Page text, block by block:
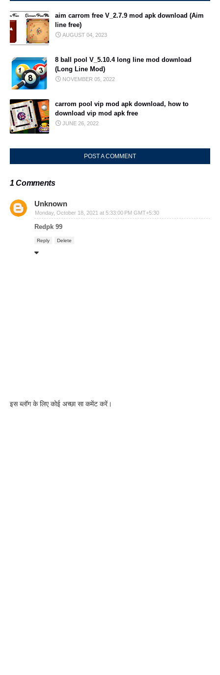
aim carrom free V_2.7.9 mod apk download (Aim
line free)
AUGUST 04, 2023
8 ball pool V_5.10.4 long line mod download
(Long Line Mod)
NOVEMBER 05, 2022
carrom pool vip mod apk download, how to
download vip mod apk free
JUNE 26, 2022
POST A COMMENT
1 Comments
Unknown
Monday, October 18, 2021 at 5:33:00 PM GMT+5:30
Redpk 99
Reply Delete
इस ब्लॉग के लिए कोई अच्छा सा कमेंट करें।